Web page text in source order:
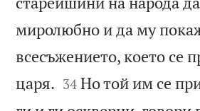
миролюбно и да му
всесъжението, което се
царя. 

34 Но той им се